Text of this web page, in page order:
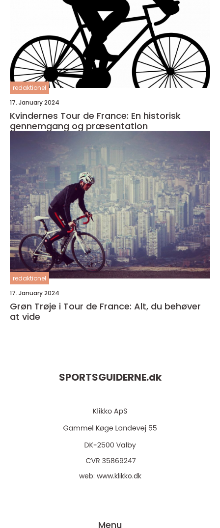
redaktionel
17. January 2024
Kvindernes Tour de France: En historisk
gennemgang og præsentation
redaktionel
17. January 2024
Grøn Trøje i Tour de France: Alt, du behøver
at vide
SPORTSGUIDERNE.dk
web: www.klikko.dk
Menu